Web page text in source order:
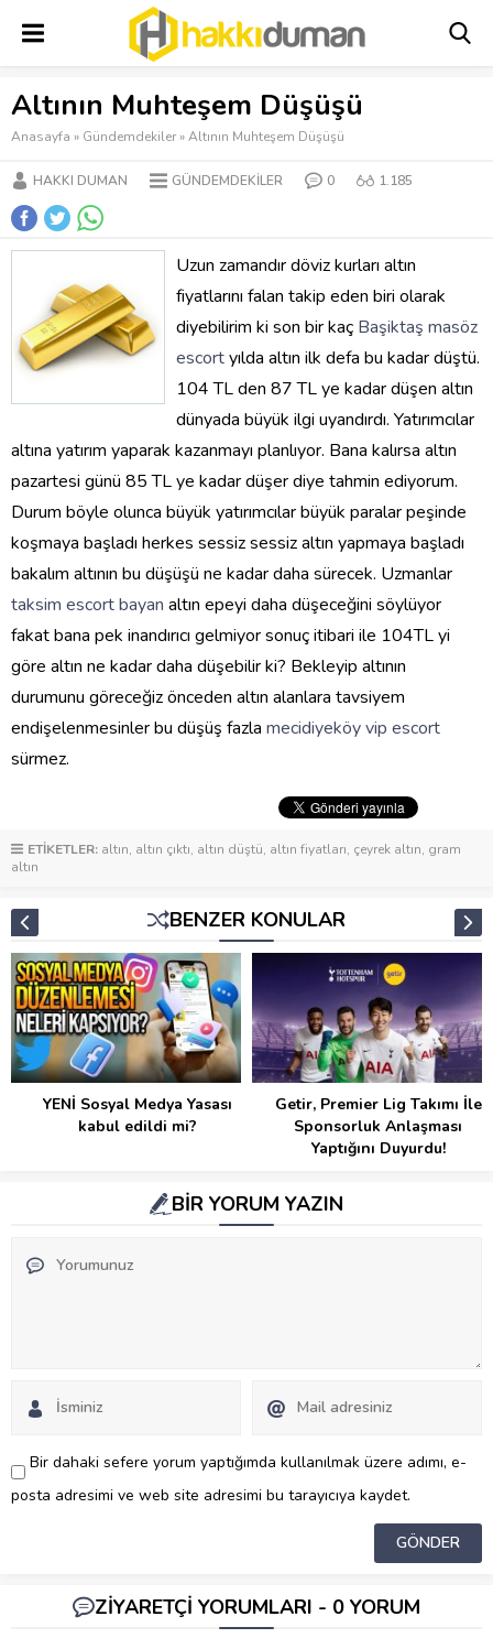
Altının Muhteşem Düşüşü
Anasayfa » Gündemdekiler»Altının Muhteşem Düşüşü
HAKKI DUMAN GÜNDEMDEKILER 0 1.185
Uzun zamandır döviz kurları altın
fiyatlarını falan takip eden biri olarak
diyebilirim ki son bir kaç Başiktaş masöz
escortyılda altın ilk defa bu kadar düştü.
104 TL den 87 TL ye kadar düşen altın
dünyada büyük ilgi uyandırdı. Yatırımcılar
altına yatırım yaparak kazanmayı planlıyor. Bana kalırsa altın
pazartesi günü 85 TL ye kadar düşer diye tahmin ediyorum.
Durum böyle olunca büyük yatırımcılar büyük paralar peşinde
koşmaya başladı herkes sessiz sessiz altın yapmaya başladı
bakalım altının bu düşüşü ne kadar daha sürecek. Uzmanlar
taksim escort bayan altın epeyi daha düşeceğini söylüyor
fakat bana pek inandırıcı gelmiyor sonuç itibari ile 104TL yi
göre altın ne kadar daha düşebilir ki? Bekleyip altının
durumunu göreceğiz önceden altın alanlara tavsiyem
endişelenmesinler bu düşüş fazla mecidiyeköy vip escort
sürmez.
ETİKETLER: altın, altın çıktı, altın düştü, altın fiyatları, çeyrek altın, gram
altın
BENZER KONULAR
YENİ Sosyal Medya Yasası
kabul edildi mi?
Getir, Premier Lig Takımı İle
Sponsorluk Anlaşması
Yaptığını Duyurdu!
BİR YORUM YAZIN
Bir dahaki sefere yorum yaptığımda kullanılmak üzere adımı, e-
posta adresimi ve web site adresimi bu tarayıcıya kaydet.
ZİYARETÇİ YORUMLARI - 0 YORUM